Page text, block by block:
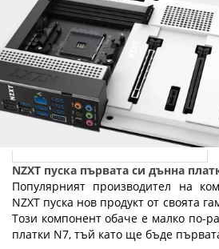
NZXT пуска първата си дънна
Популярният производител на
NZXT пуска нов продукт от своята
Този компонент обаче е малко по-
платки N7, тъй като ще бъде